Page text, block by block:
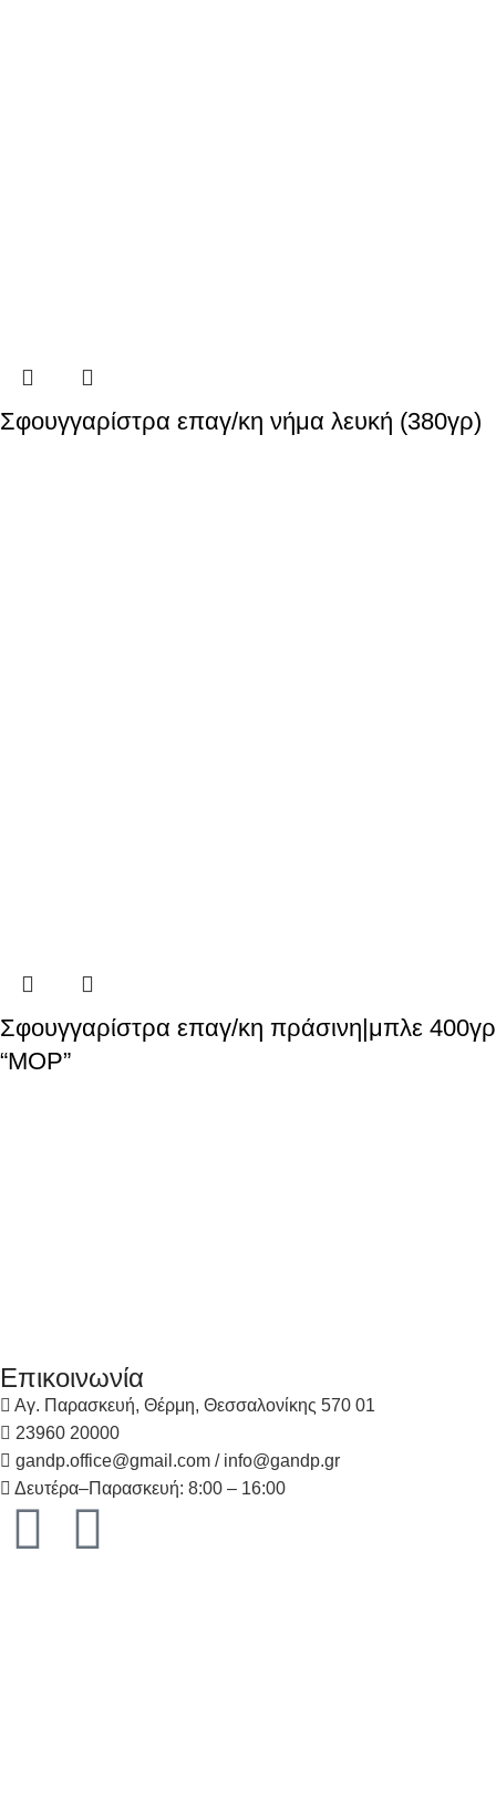
Σφουγγαρίστρα επαγ/κη νήμα λευκή (380γρ)
Σφουγγαρίστρα επαγ/κη πράσινη|μπλε 400γρ
“MOP”
Επικοινωνία
Αγ. Παρασκευή, Θέρμη, Θεσσαλονίκης 570 01
23960 20000
gandp.office@gmail.com / info@gandp.gr
Δευτέρα–Παρασκευή: 8:00 – 16:00